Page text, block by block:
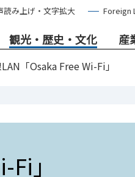
読み上げ・文字拡大 Foreign
観光・歴史・文化 産
「Osaka Free Wi-Fi」
」